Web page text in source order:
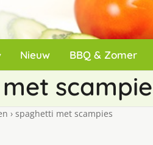
Nieuw BBQ & Zomer
› spaghetti met scampies